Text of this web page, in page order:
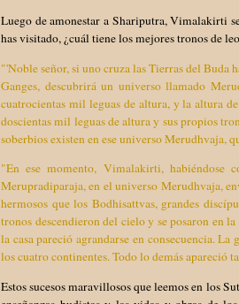
Luego de amonestar a Shariputra, Vimalakirti
has visitado, ¿cuál tiene los mejores tronos de
"'Noble señor, si uno cruza las Tierras del Buda
Ganges, descubrirá un universo llamado
cuatrocientas mil leguas de altura, y la altura
doscientas mil leguas de altura y sus propios
soberbios existen en ese universo Merudhvaja,
"En ese momento, Vimalakirti, habiéndose
Merupradiparaja, en el universo Merudhvaja,
hermosos que los Bodhisattvas, grandes
tronos descendieron del cielo y se posaron en
la casa pareció agrandarse en consecuencia.
los cuatro continentes. Todo lo demás apareció
Estos sucesos maravillosos que leemos en los